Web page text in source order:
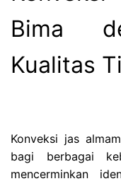
Bima
Kualitas
Konveksi jas
bagi berbagai
mencerminkan